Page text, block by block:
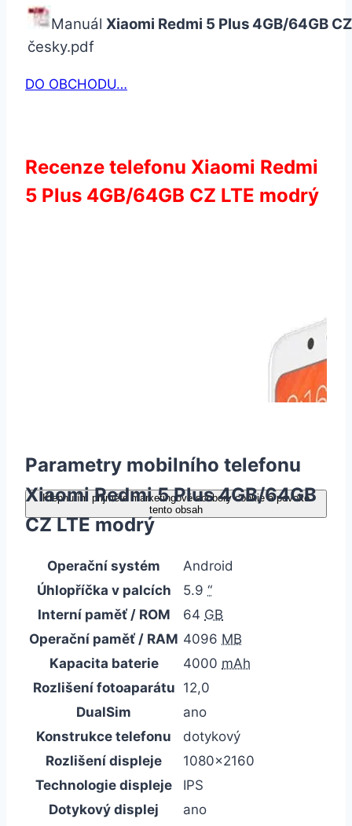
Manuál Xiaomi Redmi 5 Plus 4GB/64GB
česky.pdf
DO OBCHODU…
Recenze telefonu Xiaomi Redmi
5 Plus 4GB/64GB CZ LTE modrý
Klepnutím přijměte marketingové soubory cookie a povolte
tento obsah
Parametry mobilního telefonu
Xiaomi Redmi 5 Plus 4GB/64GB
CZ LTE modrý
Operační systém
Android
Úhlopříčka v palcích
5.9 “
Interní paměť / ROM
64 GB
Operační paměť / RAM 4096 MB
Kapacita baterie
4000 mAh
Rozlišení fotoaparátu 12,0
DualSim
ano
Konstrukce telefonu
dotykový
Rozlišení displeje
1080×2160
Technologie displeje
IPS
Dotykový displej
ano